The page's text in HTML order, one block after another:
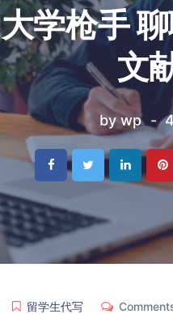
大学枪手
文
by wp
留学生代写